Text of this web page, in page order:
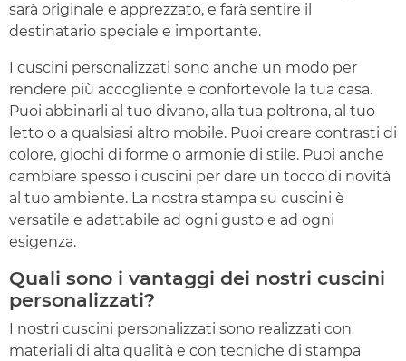
sarà originale e apprezzato, e farà sentire il
destinatario speciale e importante.
I cuscini personalizzati sono anche un modo per
rendere più accogliente e confortevole la tua casa.
Puoi abbinarli al tuo divano, alla tua poltrona, al tuo
letto o a qualsiasi altro mobile. Puoi creare contrasti di
colore, giochi di forme o armonie di stile. Puoi anche
cambiare spesso i cuscini per dare un tocco di novità
al tuo ambiente. La nostra stampa su cuscini è
versatile e adattabile ad ogni gusto e ad ogni
esigenza.
Quali sono i vantaggi dei nostri cuscini
personalizzati?
I nostri cuscini personalizzati sono realizzati con
materiali di alta qualità e con tecniche di stampa